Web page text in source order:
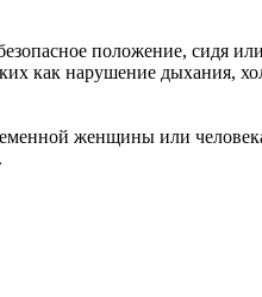
положение, сидя
как нарушение дыхания,
женщины или